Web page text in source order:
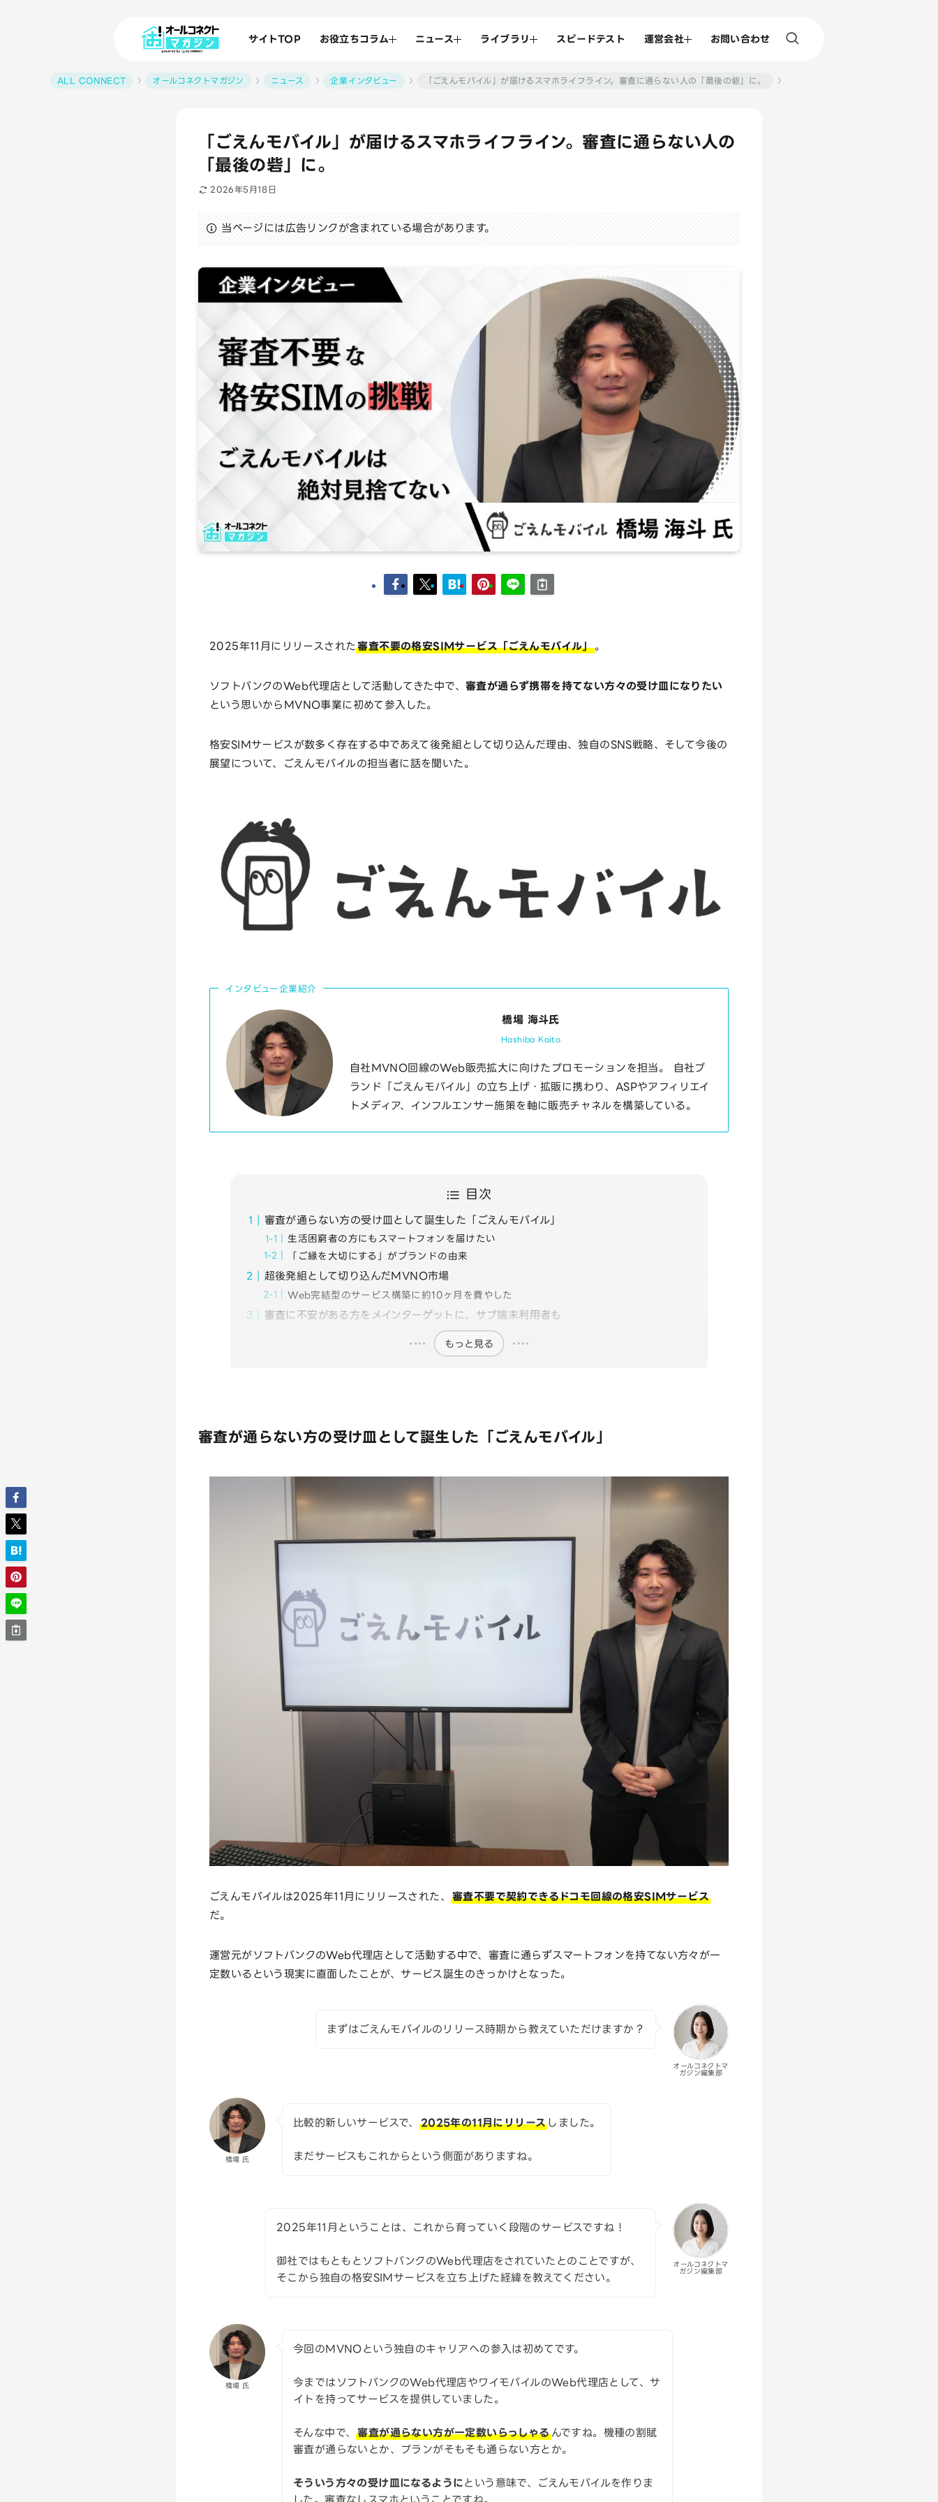
サイトTOP お役立ちコラム ニュース ライブラリ スピードテスト 運営会社 お問い合わせ
ALL CONNECT オールコネクトマガジン ニュース 企業インタビュー 「ごえんモバイル」が届けるスマホライフライン。審査に通らない人の「最後の砦」に。
「ごえんモバイル」が届けるスマホライフライン。審査に通らない人の
「最後の砦」に。
2026年5月18日
当ページには広告リンクが含まれている場合があります。
2025年11月にリリースされた審査不要の格安SIMサービス「ごえんモバイル」。
ソフトバンクのWeb代理店として活動してきた中で、 審査が通らず携帯を持てない方々の受け皿になりたい
という思いからMVNO事業に初めて参入した。
格安SIMサービスが数多く存在する中であえて後発組として切り込んだ理由、独自のSNS戦略、そして今後の
展望について、ごえんモバイルの担当者に話を聞いた。
インタビュー企業紹介
橋場 海斗氏
Hashiba Kaito
自社MVNO回線のWeb販売拡大に向けたプロモーションを担当。 自社ブ
ランド「ごえんモバイル」の立ち上げ・拡販に携わり、ASPやアフィリエイ
トメディア、インフルエンサー施策を軸に販売チャネルを構築している。
目次
審査が通らない方の受け皿として誕生した「ごえんモバイル」
生活困窮者の方にもスマートフォンを届けたい
「ご縁を大切にする」がブランドの由来
超後発組として切り込んだMVNO市場
Web完結型のサービス構築に約10ヶ月を費やした
審査に不安がある方をメインターゲットに、サブ端末利用者も
もっと見る
審査が通らない方の受け皿として誕生した「ごえんモバイル」
ごえんモバイルは2025年11月にリリースされた、
審査不要で契約できるドコモ回線の格安SIMサービス
だ。
運営元がソフトバンクのWeb代理店として活動する中で、審査に通らずスマートフォンを持てない方々が一
定数いるという現実に直面したことが、サービス誕生のきっかけとなった。
オールコネクトマ
ガジン編集部
まずはごえんモバイルのリリース時期から教えていただけますか？
橋場 氏
比較的新しいサービスで、 2025年の11月にリリース しました。
まだサービスもこれからという側面がありますね。
オールコネクトマ
ガジン編集部
2025年11月ということは、これから育っていく段階のサービスですね！
御社ではもともとソフトバンクのWeb代理店をされていたとのことですが、
そこから独自の格安SIMサービスを立ち上げた経緯を教えてください。
橋場 氏
今回のMVNOという独自のキャリアへの参入は初めてです。
今まではソフトバンクのWeb代理店やワイモバイルのWeb代理店として、サ
イトを持ってサービスを提供していました。
そんな中で、審査が通らない方が一定数いらっしゃるんですね。機種の割賦
審査が通らないとか、プランがそもそも通らない方とか。
そういう方々の受け皿になるようにという意味で、ごえんモバイルを作りま